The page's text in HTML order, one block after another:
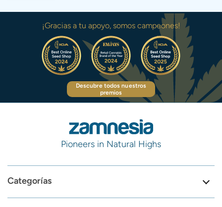
¡Gracias a tu apoyo, somos campeones!
Descubre todos nuestros
premios
Pioneers in Natural Highs
Categorías